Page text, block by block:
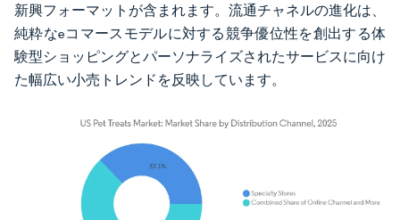
新興フォーマットが含まれます。流通チャネルの進化は、
純粋なeコマースモデルに対する競争優位性を創出する体
験型ショッピングとパーソナライズされたサービスに向け
た幅広い小売トレンドを反映しています。